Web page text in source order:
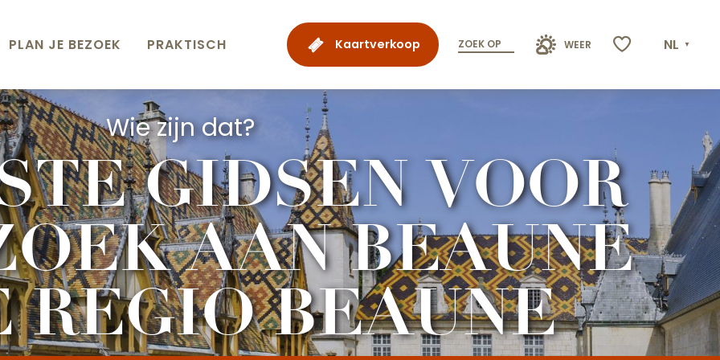
Kaartverkoop ZOEK OP WEER NL
PLAN JE BEZOEK PRAKTISCH
Wie zijn dat?
GIDSEN VOOR
AAN BEAUNE
REGIO BEAUNE